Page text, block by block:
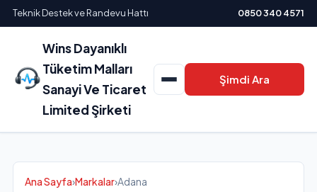
Teknik Destek ve Randevu Hattı 0850 340 4571
Wins Dayanıklı
Tüketim Malları
Sanayi Ve Ticaret
Limited Şirketi
Şimdi Ara
Ana Sayfa›Markalar›Adana